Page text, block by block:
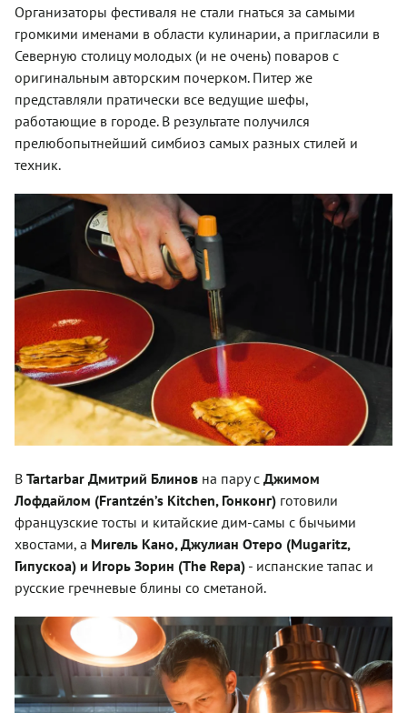
Организаторы фестиваля не стали гнаться за самыми
громкими именами в области кулинарии, а пригласили в
Северную столицу молодых (и не очень) поваров с
оригинальным авторским почерком. Питер же
представляли пратически все ведущие шефы,
работающие в городе. В результате получился
прелюбопытнейший симбиоз самых разных стилей и
техник.
В Tartarbar Дмитрий Блинов на пару с Джимом
Лофдайлом (Frantzén’s Kitchen, Гонконг) готовили
французские тосты и китайские дим-самы с бычьими
хвостами, а Мигель Кано, Джулиан Отеро (Mugaritz,
Гипускоа) и Игорь Зорин (The Repa) - испанские тапас и
русские гречневые блины со сметаной.